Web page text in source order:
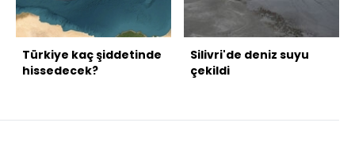
Türkiye kaç şiddetinde
hissedecek?
Silivri'de deniz suyu
çekildi